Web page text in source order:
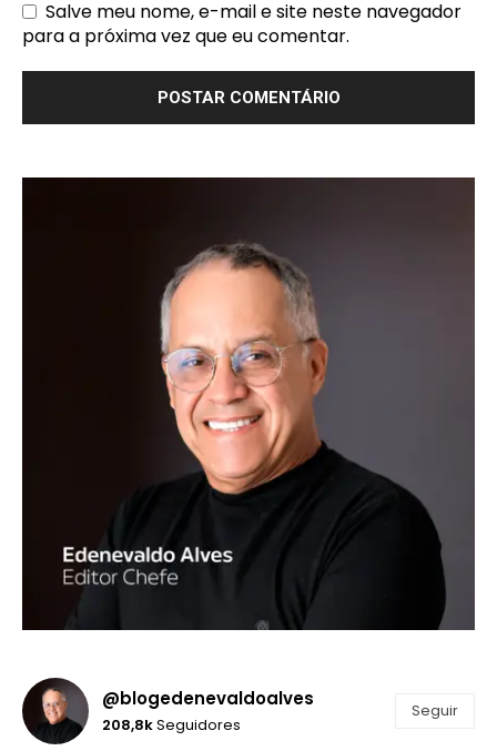
Salve meu nome, e-mail e site neste navegador
para a próxima vez que eu comentar.
@blogedenevaldoalves
208,8kSeguidores
Seguir